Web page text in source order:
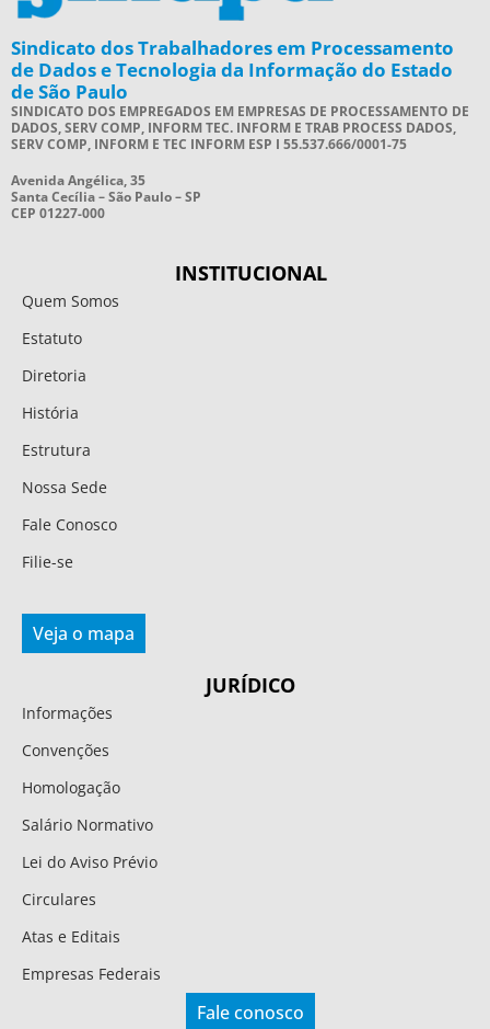
Sindicato dos Trabalhadores em Processamento
de Dados e Tecnologia da Informação do Estado
de São Paulo
SINDICATO DOS EMPREGADOS EM EMPRESAS DE PROCESSAMENTO DE
DADOS, SERV COMP, INFORM TEC. INFORM E TRAB PROCESS DADOS,
SERV COMP, INFORM E TEC INFORM ESP I 55.537.666/0001-75
Avenida Angélica, 35
Santa Cecília – São Paulo – SP
CEP 01227-000
INSTITUCIONAL
Quem Somos
Estatuto
Diretoria
História
Estrutura
Nossa Sede
Fale Conosco
Filie-se
Veja o mapa
JURÍDICO
Informações
Convenções
Homologação
Salário Normativo
Lei do Aviso Prévio
Circulares
Atas e Editais
Empresas Federais
Fale conosco